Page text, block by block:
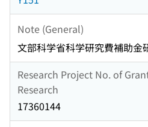
Note (General)
文部科学省科学研究費補助金
Research Project No. of
Research
17360144